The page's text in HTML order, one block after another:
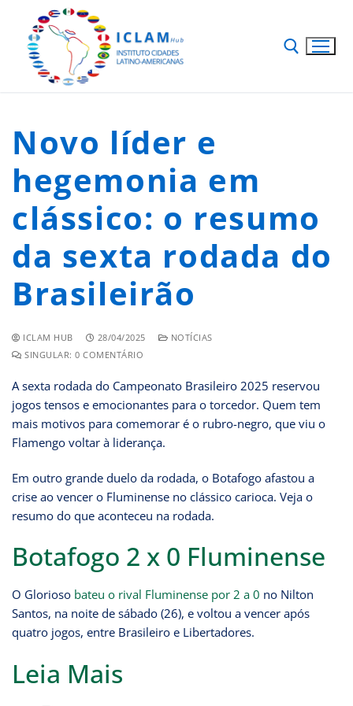
Novo líder e
hegemonia em
clássico: o resumo
da sexta rodada do
Brasileirão
ICLAM HUB 28/04/2025
NOTÍCIAS
SINGULAR: 0 COMENTÁRIO
A sexta rodada do Campeonato Brasileiro 2025 reservou
jogos tensos e emocionantes para o torcedor. Quem tem
mais motivos para comemorar é o rubro-negro, que viu o
Flamengo voltar à liderança.
Em outro grande duelo da rodada, o Botafogo afastou a
crise ao vencer o Fluminense no clássico carioca. Veja o
resumo do que aconteceu na rodada.
Botafogo 2 x 0 Fluminense
O Glorioso bateu o rival Fluminense por 2 a 0 no Nilton
Santos, na noite de sábado (26), e voltou a vencer após
quatro jogos, entre Brasileiro e Libertadores.
Leia Mais